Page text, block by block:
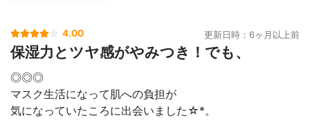
4.00 更新日時：6ヶ月以上前
保湿力とツヤ感がやみつき！でも、
◎◎◎
マスク生活になって肌への負担が
気になっていたころに出会いました☆*。